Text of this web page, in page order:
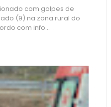
com golpes de
(9) na zona rural do
com info...